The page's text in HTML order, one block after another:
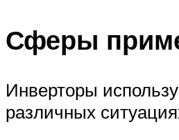
Сферы
Инверторы
различных